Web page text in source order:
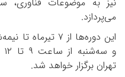
می‌پردازد.
این دوره‌ها از ۷
تهران برگزار خواهد شد.